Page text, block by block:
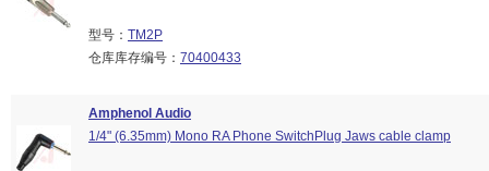
型号： TM2P
仓库库存编号： 70400433
Amphenol Audio
1/4" (6.35mm) Mono RA Phone SwitchPlug Jaws cable clamp